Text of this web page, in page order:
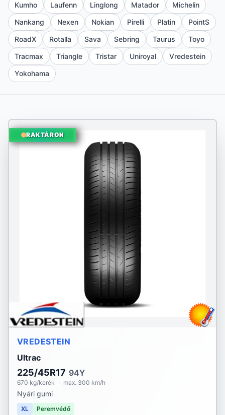
Kumho
Laufenn Linglong Matador
Michelin
Nankang
Nexen Nokian Pirelli Platin
PointS
RoadX
Rotalla Sava Sebring Taurus
Toyo
Tracmax
Triangle Tristar Uniroyal
Vredestein
Yokohama
RAKTÁRON
VREDESTEIN
Ultrac
225/45R17 94Y
670 kg/kerék · max. 300 km/h
Nyári gumi
XL Peremvédő